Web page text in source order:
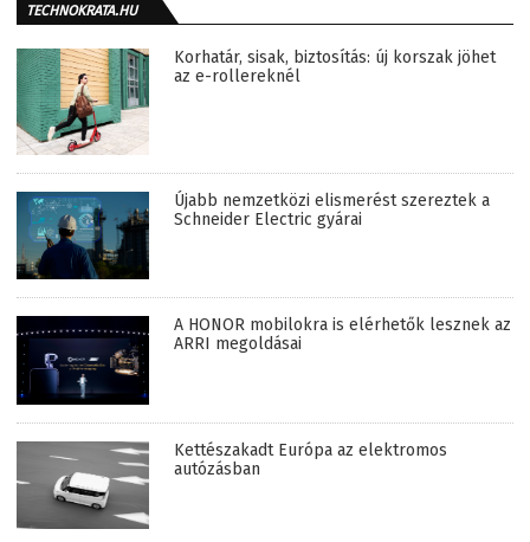
TECHNOKRATA.HU
Korhatár, sisak, biztosítás: új korszak jöhet
az e-rollereknél
Újabb nemzetközi elismerést szereztek a
Schneider Electric gyárai
A HONOR mobilokra is elérhetők lesznek az
ARRI megoldásai
Kettészakadt Európa az elektromos
autózásban